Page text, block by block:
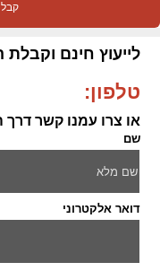
לייעוץ חינם
טלפון:
או צרו עמנו קשר דרך
שם
דואר אלקטרוני